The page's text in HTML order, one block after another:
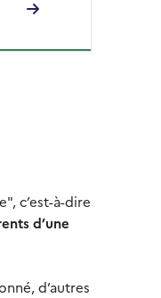
c’est-à-dire
d’une
d’autres